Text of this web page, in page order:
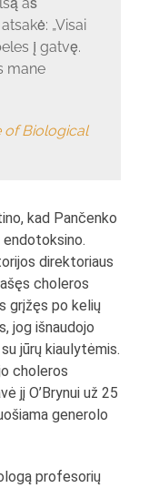
„Visai
į gatvę.
mane
of Biological
kad Pančenko
direktoriaus
choleros
grįžęs po kelių
jog išnaudojo
jūrų kiaulytėmis.
choleros
jį O’Brynui už 25
generolo
profesorių